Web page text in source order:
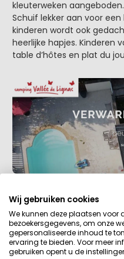
kleuterweken
Schuif lekker aan voor
kinderen wordt ook
heerlijke hapjes. Kinderen
table d’hôtes en plat du
4. Baby- en
Moulin des
Wat een fijne relaxte
(Vodatent), fijne
Wij gebruiken cookies
We kunnen deze plaatsen voor
bezoekersgegevens, om onze
gepersonaliseerde inhoud te
ervaring te bieden. Voor meer
gebruiken opent u de